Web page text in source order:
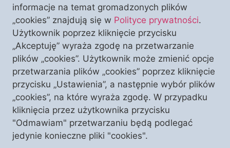
Hańba dla najstarszej polskiej uczelni! Samuel
Nowak, pracownik Uniwersytetu Jagiellońskiego –
uczelni, która dała Polsce i światu wielu ludzi nauki i
kultury, słowami pełnymi pogardy dla ludzkiego życia
ujawnił do czego zdolni są lewacy i zwolennicy
aborcji. Stwierdzenie, że z ludzkich płodów „można
robić farsz do pierożków” nie powinno paść ze
strony żadnej osoby, a […]
informacje na temat gromadzonych plików
„cookies” znajdują się w Polityce prywatności.
Użytkownik poprzez kliknięcie przycisku
„Akceptuję” wyraża zgodę na przetwarzanie
plików „cookies”. Użytkownik może zmienić opcje
przetwarzania plików „cookies” poprzez kliknięcie
przycisku „Ustawienia”, a następnie wybór plików
„cookies”, na które wyraża zgodę. W przypadku
kliknięcia przez użytkownika przycisku
"Odmawiam" przetwarzaniu będą podlegać
jedynie konieczne pliki "cookies".